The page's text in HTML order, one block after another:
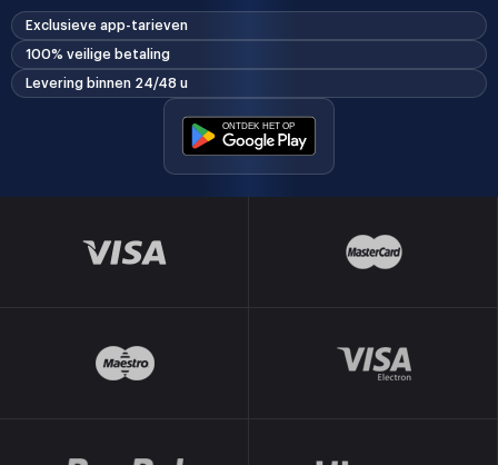
Exclusieve app-tarieven
100% veilige betaling
Levering binnen 24/48 u